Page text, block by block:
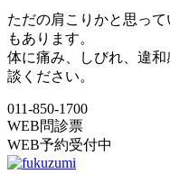
ただの肩こりかと思っ
もあります。
体に痛み、しびれ、違
談ください。
011-850-1700
WEB問診票
WEB予約受付中